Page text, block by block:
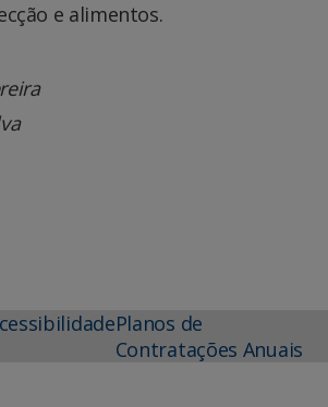
e alimentos.
Planos de
Contratações Anuais